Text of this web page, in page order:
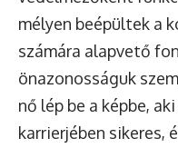
mélyen beépültek a
számára alapvető
önazonosságuk
nő lép be a képbe,
karrierjében sikeres,